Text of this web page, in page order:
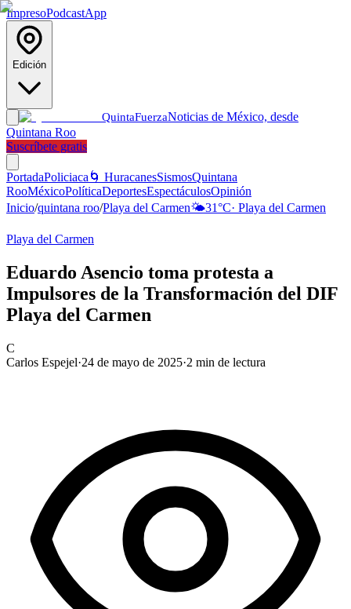
ImpresoPodcastApp
Edición
QuintaFuerzaNoticias de México, desde
Quintana Roo
Suscríbete gratis
PortadaPoliciaca 🌀 HuracanesSismosQuintana
RooMéxicoPolíticaDeportesEspectáculosOpinión
Inicio/quintana roo/Playa del Carmen🌤️31°C· Playa del Carmen
Playa del Carmen
Eduardo Asencio toma protesta a
Impulsores de la Transformación del DIF
Playa del Carmen
C
Carlos Espejel·24 de mayo de 2025·2 min de lectura